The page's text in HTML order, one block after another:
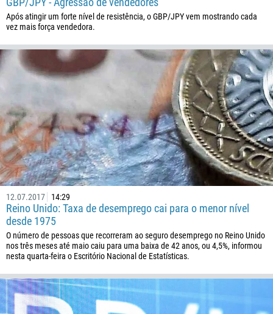
Após atingir um forte nível de resistência, o GBP/JPY vem mostrando cada
vez mais força vendedora.
12.07.2017 14:29
Reino Unido: Taxa de desemprego cai para o menor nível
desde 1975
O número de pessoas que recorreram ao seguro desemprego no Reino Unido
nos três meses até maio caiu para uma baixa de 42 anos, ou 4,5%, informou
nesta quarta-feira o Escritório Nacional de Estatísticas.